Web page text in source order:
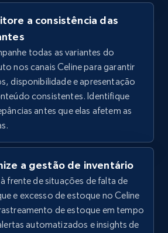
Description, Currency, Initial
Discount percent, and more.
668+ Comece agora
TikTok shop products
Discount percent, and more.
668+ Comece agora
a consistência das
todas as variantes do
nos canais Celine para garantir
disponibilidade e apresentação
consistentes. Identifique
antes que elas afetem as
a gestão de inventário
à frente de situações de falta de
e excesso de estoque no Celine
de estoque em tempo
automatizados e insights de